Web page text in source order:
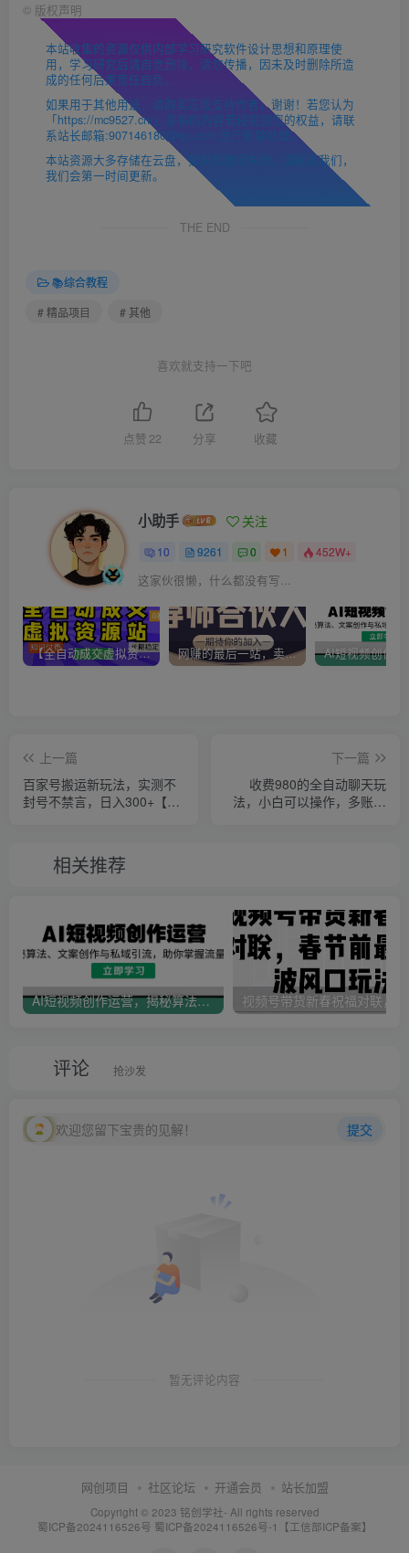
© 版权声明
本站收集的资源仅供内部学习研究软件设计思想和原理使
用，学习研究后请自觉删除，请勿传播，因未及时删除所造
成的任何后果责任自负。
如果用于其他用途，请购买正版支持作者，谢谢！若您认为
「https://mc9527.cn/」发布的内容若侵犯到您的权益，请联
系站长邮箱:907146180@qq.com 进行删除处理。
本站资源大多存储在云盘，如发现链接失效，请联系我们，
我们会第一时间更新。
THE END
📚综合教程
# 精品项目
# 其他
喜欢就支持一下吧
点赞 22 分享 收藏
小助手 关注
10 9261 0 1 452W+
这家伙很懒，什么都没有写...
【全自动成交虚拟资源站】站长唯一陪跑项目！月入10W+~长期稳定~ 网赚的最后一站，卖项目！做网赚顶级猎食者~
上一篇
百家号搬运新玩法，实测不
封号不禁言，日入300+【揭
下一篇
收费980的全自动聊天玩
法，小白可以操作，多账号
相关推荐
AI短视频创作运营，揭秘算法、文案创作与私域引流，助你掌握流量密码
评论 抢沙发
欢迎您留下宝贵的见解！ 提交
暂无评论内容
网创项目 社区论坛 开通会员 站长加盟
Copyright © 2023 铭创学社- All rights reserved
蜀ICP备2024116526号 蜀ICP备2024116526号-1【工信部ICP备案】